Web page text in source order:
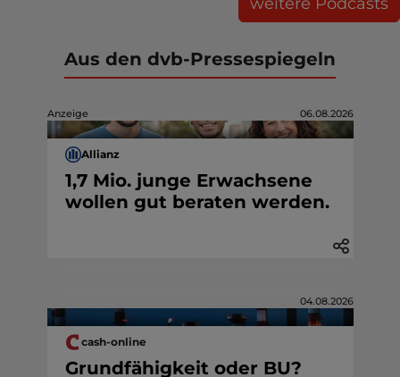
Aus den dvb-Pressespiegeln
Anzeige 06.08.2026
Allianz
1,7 Mio. junge Erwachsene
wollen gut beraten werden.
04.08.2026
cash-online
Grundfähigkeit oder BU?